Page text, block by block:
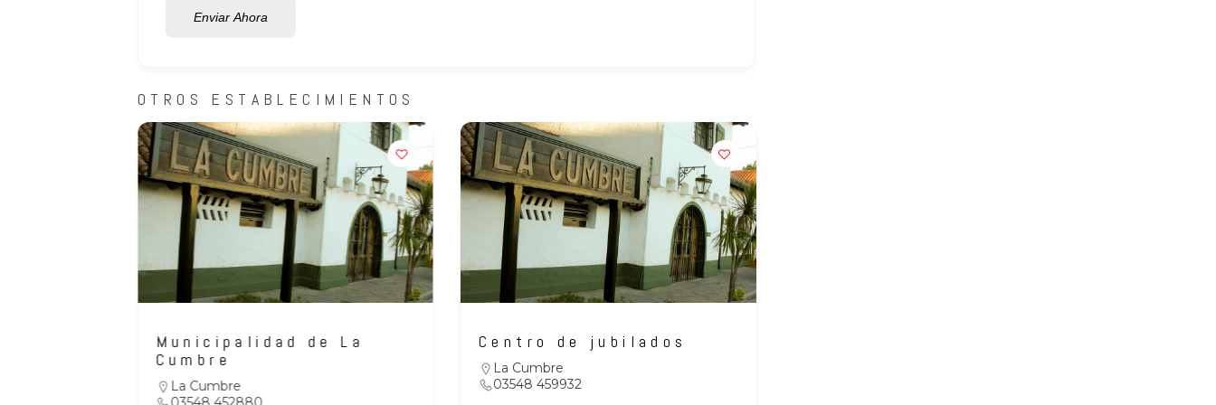
Enviar Ahora
OTROS ESTABLECIMIENTOS
Municipalidad de La
Cumbre
La Cumbre
Centro de jubilados
La Cumbre
03548 459932